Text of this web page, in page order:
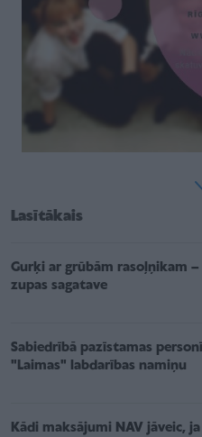
Lasītākais
Gurķi ar grūbām rasoļņikam
zupas sagatave
Sabiedrībā pazīstamas
"Laimas" labdarības namiņu
Kādi maksājumi NAV jāveic,